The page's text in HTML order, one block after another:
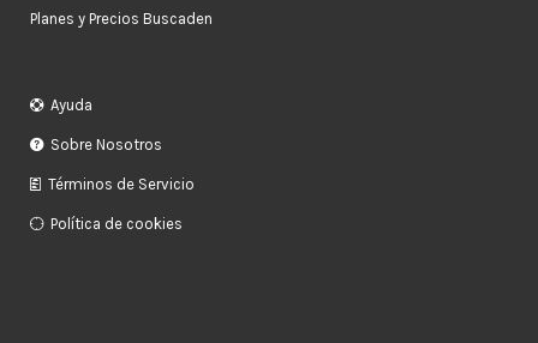
Planes y Precios Buscaden
Ayuda
Sobre Nosotros
Términos de Servicio
Política de cookies